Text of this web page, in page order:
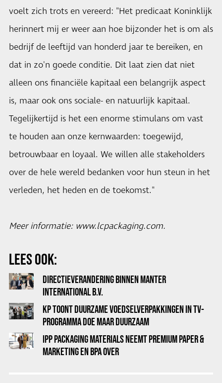
voelt zich trots en vereerd: "Het predicaat Koninklijk
herinnert mij er weer aan hoe bijzonder het is om als
bedrijf de leeftijd van honderd jaar te bereiken, en
dat in zo'n goede conditie. Dit laat zien dat niet
alleen ons financiële kapitaal een belangrijk aspect
is, maar ook ons sociale- en natuurlijk kapitaal.
Tegelijkertijd is het een enorme stimulans om vast
te houden aan onze kernwaarden: toegewijd,
betrouwbaar en loyaal. We willen alle stakeholders
over de hele wereld bedanken voor hun steun in het
verleden, het heden en de toekomst."
Meer informatie: www.lcpackaging.com.
LEES OOK:
DIRECTIEVERANDERING BINNEN MANTER
INTERNATIONAL B.V.
KP TOONT DUURZAME VOEDSELVERPAKKINGEN IN TV-
PROGRAMMA DOE MAAR DUURZAAM
IPP PACKAGING MATERIALS NEEMT PREMIUM PAPER &
MARKETING EN BPA OVER